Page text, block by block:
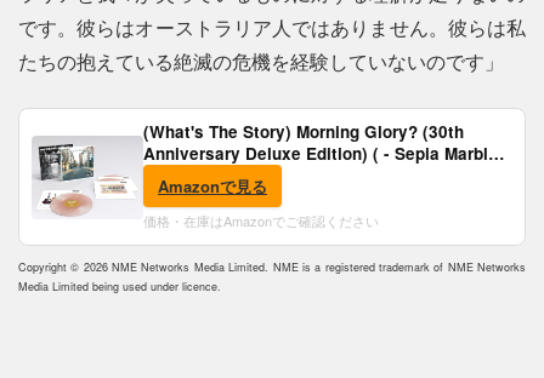
です。彼らはオーストラリア人ではありません。彼らは私
たちの抱えている絶滅の危機を経験していないのです」
(What's The Story) Morning Glory? (30th
Anniversary Deluxe Edition) ( - Sepia Marble
Vinyl) [Analog]
Amazonで見る
価格・在庫はAmazonでご確認ください
Copyright © 2026 NME Networks Media Limited. NME is a registered trademark of NME Networks
Media Limited being used under licence.